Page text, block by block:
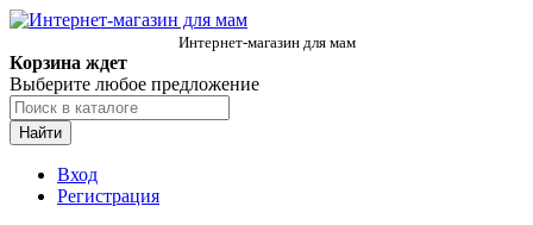
Интернет-магазин для мам
Корзина ждет
Выберите любое предложение
Найти
Вход
Регистрация